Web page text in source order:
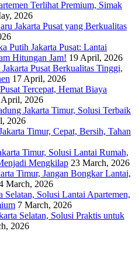
Terlihat Premium, Simak
2026
Jakarta Pusat yang Berkualitas
Putih Jakarta Pusat: Lantai
Hitungan Jam! 19 April, 2026
Pusat Berkualitas Tinggi,
17 April, 2026
Tercepat, Hemat Biaya
2026
Jakarta Timur, Solusi Terbaik
2026
Timur, Cepat, Bersih, Tahan
Timur, Solusi Lantai Rumah,
Mengkilap 23 March, 2026
Timur, Jangan Bongkar Lantai,
March, 2026
Selatan, Solusi Lantai Apartemen,
7 March, 2026
Selatan, Solusi Praktis untuk
2026